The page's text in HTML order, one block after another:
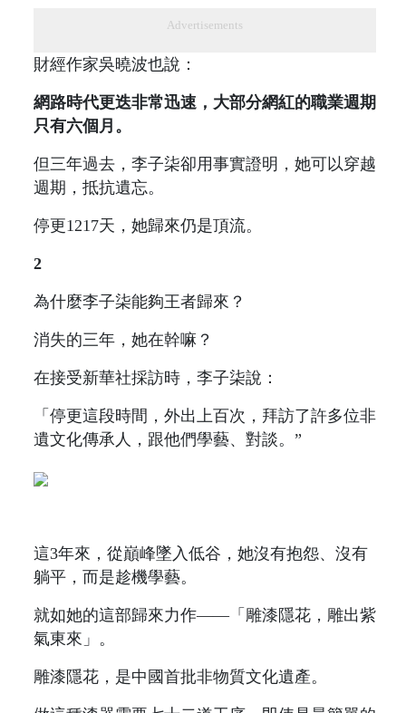
Advertisements
財經作家吳曉波也說：
網路時代更迭非常迅速，大部分網紅的職業週期
只有六個月。
但三年過去，李子柒卻用事實證明，她可以穿越
週期，抵抗遺忘。
停更1217天，她歸來仍是頂流。
2
為什麼李子柒能夠王者歸來？
消失的三年，她在幹嘛？
在接受新華社採訪時，李子柒說：
「停更這段時間，外出上百次，拜訪了許多位非
遺文化傳承人，跟他們學藝、對談。”
這3年來，從巔峰墜入低谷，她沒有抱怨、沒有
躺平，而是趁機學藝。
就如她的這部歸來力作——「雕漆隱花，雕出紫
氣東來」。
雕漆隱花，是中國首批非物質文化遺產。